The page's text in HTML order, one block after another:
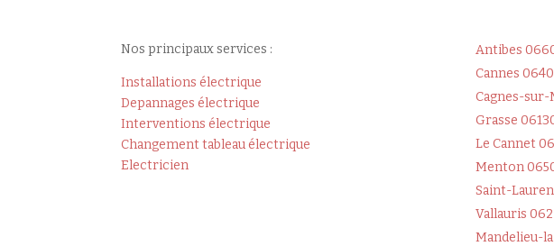
Nos principaux services :
Installations électrique
Depannages électrique
Interventions électrique
Changement tableau électrique
Electricien
Antibes
Cannes
Cagnes-
Grasse
Le Cannet
Menton
Saint-
Vallauris
Mandelieu-